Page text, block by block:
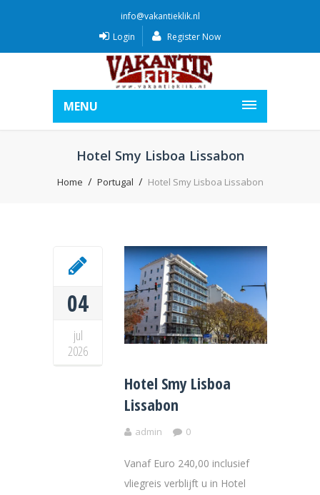
info@vakantieklik.nl
Login
Register Now
MENU
Hotel Smy Lisboa Lissabon
Home Portugal Hotel Smy Lisboa Lissabon
04
jul
2026
Hotel Smy Lisboa
Lissabon
admin 0
Vanaf Euro 240,00 inclusief
vliegreis verblijft u in Hotel